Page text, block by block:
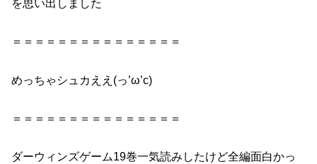
を思い出しました
＝＝＝＝＝＝＝＝＝＝＝＝＝＝＝
めっちゃシュカええ(っ’ω’c)
＝＝＝＝＝＝＝＝＝＝＝＝＝＝＝
ダーウィンズゲーム19巻一気読みしたけど全編面白かっ